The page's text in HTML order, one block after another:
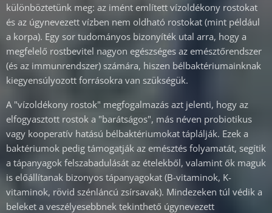
különböztetünk meg: az imént említett vízoldékony rostokat
és az úgynevezett vízben nem oldható rostokat (mint például
a korpa). Egy sor tudományos bizonyíték utal arra, hogy a
megfelelő rostbevitel nagyon egészséges az emésztőrendszer
(és az immunrendszer) számára, hiszen bélbaktériumainknak
kiegyensúlyozott forrásokra van szükségük.
A "vízoldékony rostok" megfogalmazás azt jelenti, hogy az
elfogyasztott rostok a "barátságos", más néven probiotikus
vagy kooperatív hatású bélbaktériumokat táplálják. Ezek a
baktériumok pedig támogatják az emésztés folyamatát, segítik
a tápanyagok felszabadulását az ételekből, valamint ők maguk
is előállítanak bizonyos tápanyagokat (B-vitaminok, K-
vitaminok, rövid szénláncú zsírsavak). Mindezeken túl védik a
beleket a veszélyesebbnek tekinthető úgynevezett